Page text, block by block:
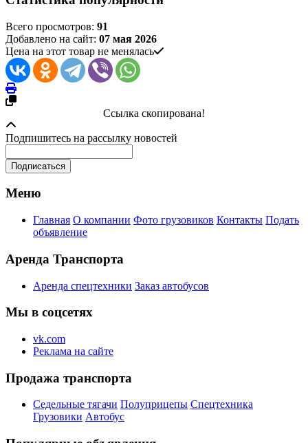
Всего просмотров: 91
Добавлено на сайт: 07 мая 2026
Цена на этот товар не менялась
Ссылка скопирована!
Подпишитесь на рассылку новостей
Меню
Главная О компании Фото грузовиков Контакты Подать
объявление
Аренда Транспорта
Аренда спецтехники Заказ автобусов
Мы в соцсетях
vk.com
Реклама на сайте
Продажа транспорта
Седельные тягачи Полуприцепы Спецтехника
Грузовики Автобус